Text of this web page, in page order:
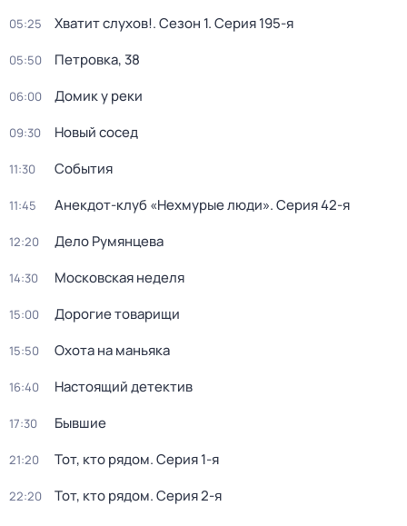
05:25 Хватит слухов!. Сезон 1. Серия 195-я
05:50 Петровка, 38
06:00 Домик у реки
09:30 Новый сосед
11:30 События
11:45 Анекдот-клуб «Нехмурые люди». Серия 42-я
12:20 Дело Румянцева
14:30 Московская неделя
15:00 Дорогие товарищи
15:50 Охота на маньяка
16:40 Настоящий детектив
17:30 Бывшие
21:20 Тот, кто рядом. Серия 1-я
22:20 Тот, кто рядом. Серия 2-я